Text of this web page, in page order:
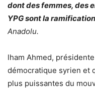
dont des femmes, des
YPG sont la
Anadolu.
lham Ahmed,
démocratique syrien et
plus puissantes du